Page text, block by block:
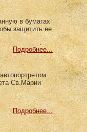
в бумагах
защитить ее
Подробнее...
Св.Марии
Подробнее...